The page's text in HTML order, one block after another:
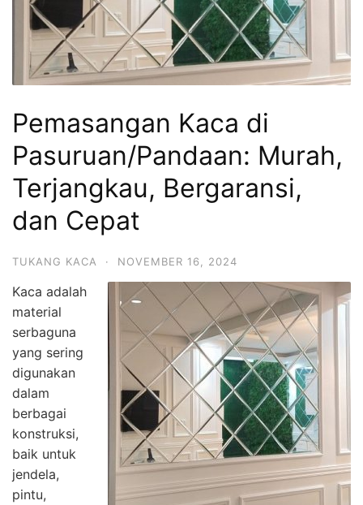
Pemasangan Kaca di
Pasuruan/Pandaan: Murah,
Terjangkau, Bergaransi,
dan Cepat
TUKANG KACA · NOVEMBER 16, 2024
Kaca adalah
material
serbaguna
yang sering
digunakan
dalam
berbagai
konstruksi,
baik untuk
jendela,
pintu,